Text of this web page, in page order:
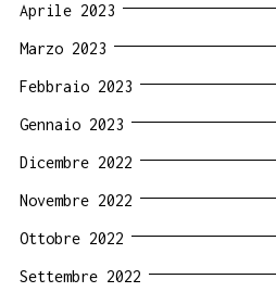
Aprile 2023
Marzo 2023
Febbraio 2023
Gennaio 2023
Dicembre 2022
Novembre 2022
Ottobre 2022
Settembre 2022